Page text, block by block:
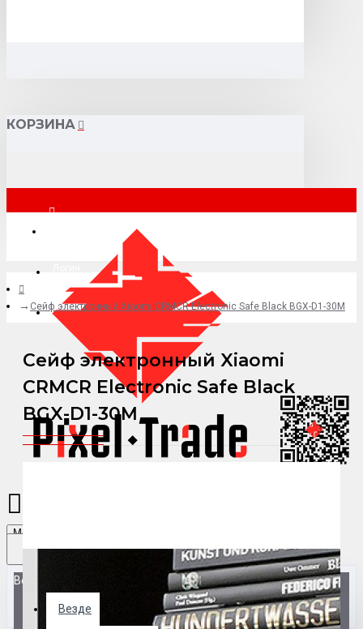
КОРЗИНА
+7 (495) 015-41-41
Menu
Везде
Везде
Сейф электронный Xiaomi CRMCR Electronic Safe Black BGX-D1-30M
Сейф электронный Xiaomi
CRMCR Electronic Safe Black
BGX-D1-30M